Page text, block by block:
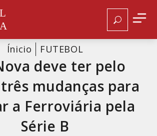
Ínicio FUTEBOL
deve ter pelo
mudanças para
a Ferroviária pela
Série B